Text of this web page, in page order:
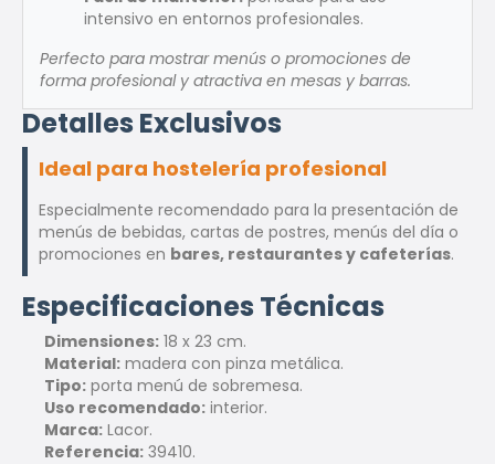
intensivo en entornos profesionales.
Perfecto para mostrar menús o promociones de
forma profesional y atractiva en mesas y barras.
Detalles Exclusivos
Ideal para hostelería profesional
Especialmente recomendado para la presentación de
menús de bebidas, cartas de postres, menús del día o
promociones en bares, restaurantes y cafeterías.
Especificaciones Técnicas
Dimensiones: 18 x 23 cm.
Material: madera con pinza metálica.
Tipo: porta menú de sobremesa.
Uso recomendado: interior.
Marca: Lacor.
Referencia: 39410.